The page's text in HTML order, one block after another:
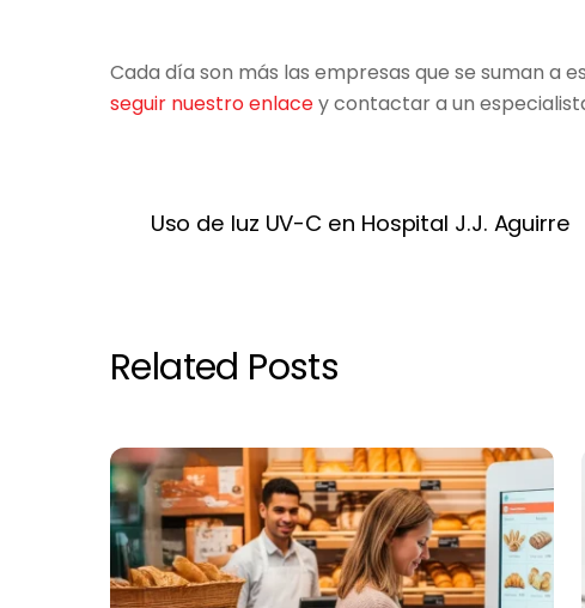
Cada día son más las empresas que se suman a
seguir nuestro enlacey contactar a un
Uso de luz UV-C en Hospital J.J. Aguirre
Related Posts